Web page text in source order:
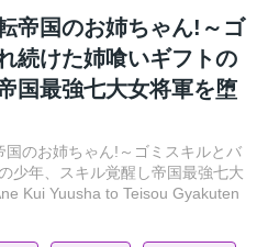
帝国のお姉ちゃん!～ゴ
続けた姉喰いギフトの
国最強七大女将軍を堕
のお姉ちゃん!～ゴミスキルとバ
少年、スキル覚醒し帝国最強七大
Kui Yuusha to Teisou Gyakuten